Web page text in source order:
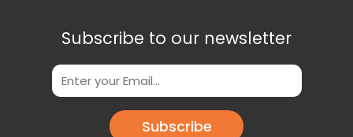
Subscribe to our newsletter
Subscribe